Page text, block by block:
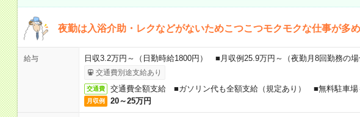
夜勤は入浴介助・レクなどがないためこつこつモクモクな仕事が多め
給与 日収3.2万円～（日勤時給1800円） ■月収例25.9万円～（夜勤月8回勤務の場
交通費別途支給あり
交通費 交通費全額支給 ■ガソリン代も全額支給（規定あり） ■無料駐車場
月収例 20～25万円